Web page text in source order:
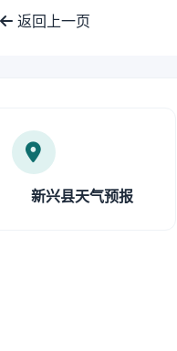
返回上一页
新兴县天气预报